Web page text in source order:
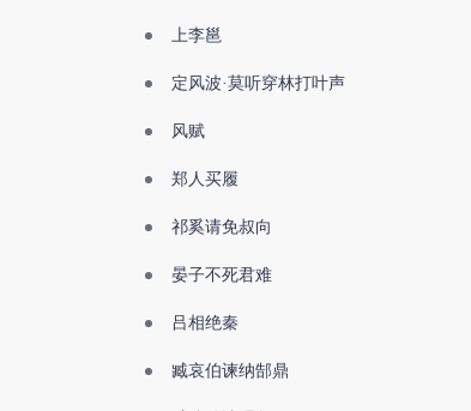
上李邕
定风波·莫听穿林打叶声
风赋
郑人买履
祁奚请免叔向
晏子不死君难
吕相绝秦
臧哀伯谏纳郜鼎